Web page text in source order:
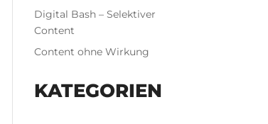
Digital Bash – Selektiver
Content
Content ohne Wirkung
KATEGORIEN